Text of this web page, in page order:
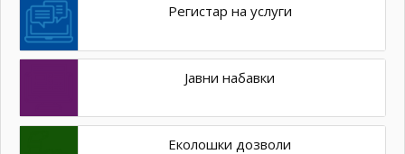
Регистар на услуги
Јавни набавки
Еколошки дозволи